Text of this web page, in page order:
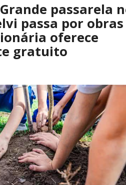
passarela
passa por obras
oferece
gratuito